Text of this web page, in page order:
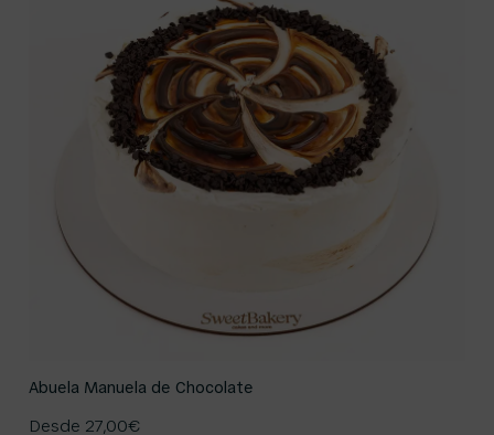
Abuela Manuela de Chocolate
Desde 27,00€